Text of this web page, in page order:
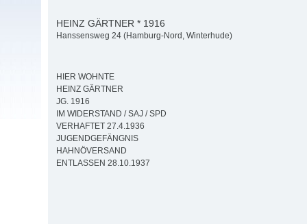
HEINZ GÄRTNER * 1916
Hanssensweg 24 (Hamburg-Nord, Winterhude)
HIER WOHNTE
HEINZ GÄRTNER
JG. 1916
IM WIDERSTAND / SAJ / SPD
VERHAFTET 27.4.1936
JUGENDGEFÄNGNIS
HAHNÖVERSAND
ENTLASSEN 28.10.1937